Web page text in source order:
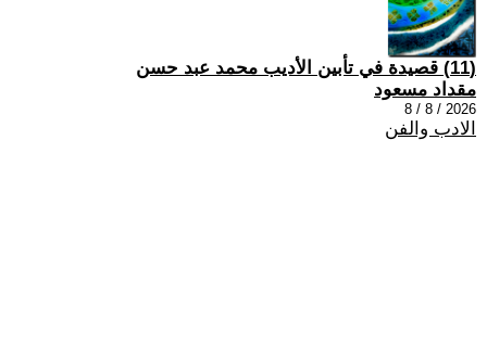
(11) قصيدة في تأبين الأديب محمد عبد حسن
مقداد مسعود
2026 / 8 / 8
الادب والفن